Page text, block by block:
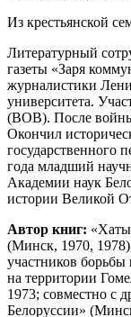
Из крестьянской
Литературный
газеты «Заря
журналистики
университета.
(ВОВ). После войны
Окончил
государственного
года младший
Академии наук
истории Великой
Автор книг:
(Минск, 1970,
участников
на территории
1973; совместно с
Белоруссии»